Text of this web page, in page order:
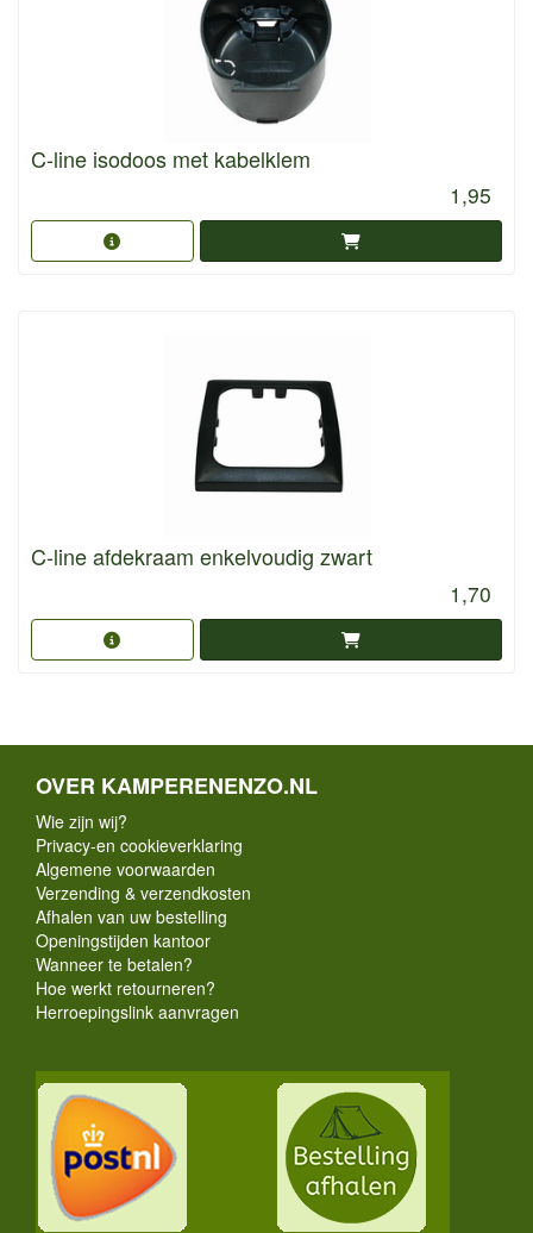
C-line isodoos met kabelklem
1,95
C-line afdekraam enkelvoudig zwart
1,70
OVER KAMPERENENZO.NL
Wie zijn wij?
Privacy-en cookieverklaring
Algemene voorwaarden
Verzending & verzendkosten
Afhalen van uw bestelling
Openingstijden kantoor
Wanneer te betalen?
Hoe werkt retourneren?
Herroepingslink aanvragen